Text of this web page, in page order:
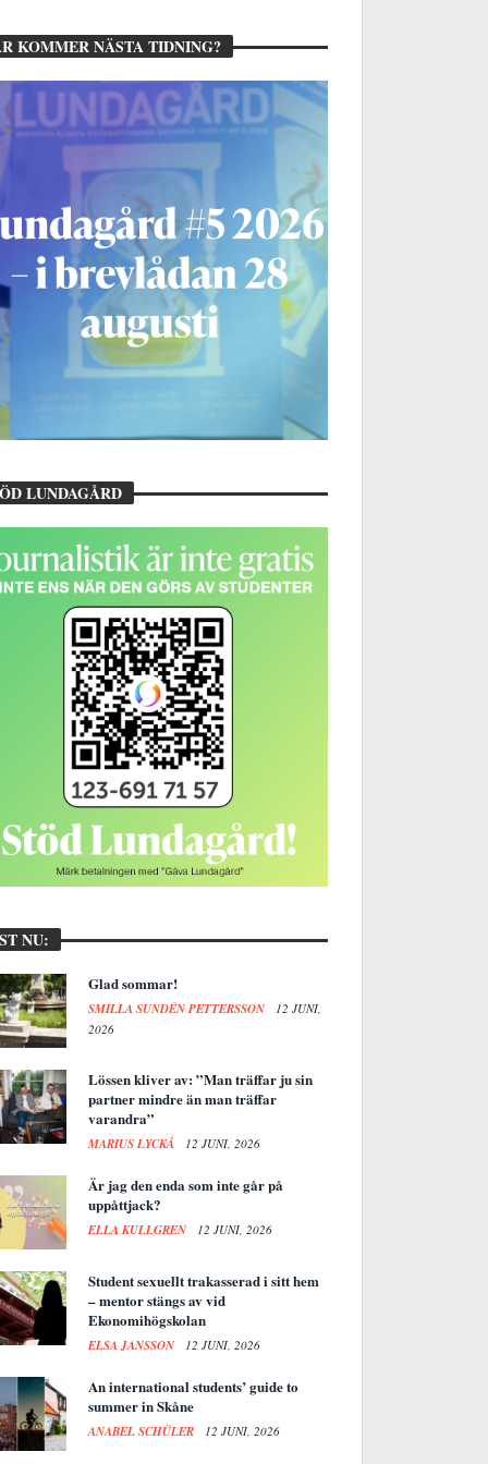
KOMMER NÄSTA TIDNING?
LUNDAGÅRD
NU:
Glad sommar!
SMILLA SUNDÉN PETTERSSON
12 JUNI,
2026
Lössen kliver av: ”Man träffar ju sin
partner mindre än man träffar
varandra”
MARIUS LYCKÅ 12 JUNI, 2026
Är jag den enda som inte går på
uppåttjack?
ELLA KULLGREN 12 JUNI, 2026
Student sexuellt trakasserad i sitt hem
– mentor stängs av vid
Ekonomihögskolan
ELSA JANSSON 12 JUNI, 2026
An international students’ guide to
summer in Skåne
ANABEL SCHÜLER 12 JUNI, 2026